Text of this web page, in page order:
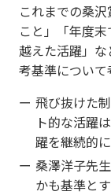
これまでの桑
こと」「年度
越えた活躍」
考基準について
飛び抜けた
ト的な活躍
躍を継続的
桑澤洋子先
かも基準とす